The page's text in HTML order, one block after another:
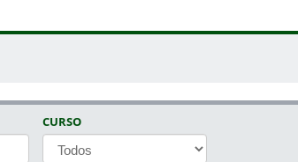
CURSO